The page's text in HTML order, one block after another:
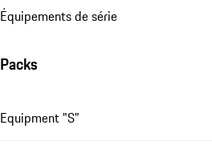
Équipements de série
Packs
Equipment "S"